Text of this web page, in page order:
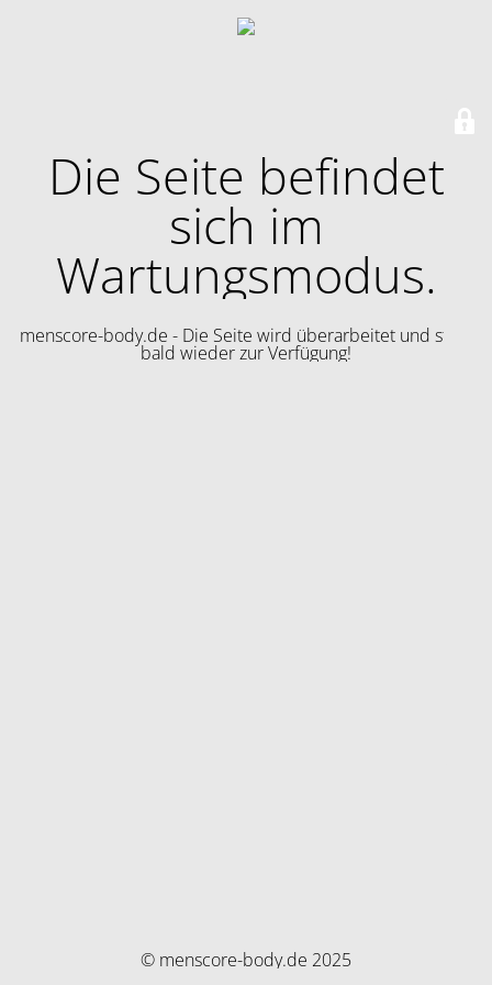
Die Seite befindet
sich im
Wartungsmodus.
menscore-body.de - Die Seite wird überarbeitet und steht
bald wieder zur Verfügung!
© menscore-body.de 2025